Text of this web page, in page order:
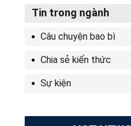
Tin trong ngành
Câu chuyện bao bì
Chia sẻ kiến thức
Sự kiện